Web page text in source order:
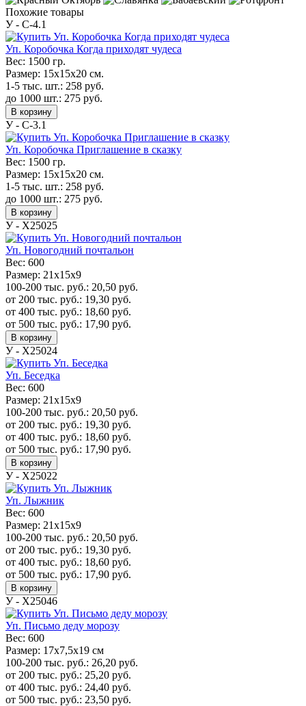
Похожие товары
У - C-4.1
Уп. Коробочка Когда приходят чудеса
Вес: 1500 гр.
Размер: 15х15х20 см.
1-5 тыс. шт.: 258 руб.
до 1000 шт.: 275 руб.
В корзину
У - C-3.1
Уп. Коробочка Приглашение в сказку
Вес: 1500 гр.
Размер: 15х15х20 см.
1-5 тыс. шт.: 258 руб.
до 1000 шт.: 275 руб.
В корзину
У - Х25025
Уп. Новогодний почтальон
Вес: 600
Размер: 21х15х9
100-200 тыс. руб.: 20,50 руб.
от 200 тыс. руб.: 19,30 руб.
от 400 тыс. руб.: 18,60 руб.
от 500 тыс. руб.: 17,90 руб.
В корзину
У - Х25024
Уп. Беседка
Вес: 600
Размер: 21х15х9
100-200 тыс. руб.: 20,50 руб.
от 200 тыс. руб.: 19,30 руб.
от 400 тыс. руб.: 18,60 руб.
от 500 тыс. руб.: 17,90 руб.
В корзину
У - Х25022
Уп. Лыжник
Вес: 600
Размер: 21х15х9
100-200 тыс. руб.: 20,50 руб.
от 200 тыс. руб.: 19,30 руб.
от 400 тыс. руб.: 18,60 руб.
от 500 тыс. руб.: 17,90 руб.
В корзину
У - Х25046
Уп. Письмо деду морозу
Вес: 600
Размер: 17x7,5x19 см
100-200 тыс. руб.: 26,20 руб.
от 200 тыс. руб.: 25,20 руб.
от 400 тыс. руб.: 24,40 руб.
от 500 тыс. руб.: 23,50 руб.